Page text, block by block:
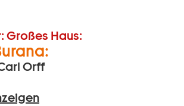
Großes Haus:
Orff